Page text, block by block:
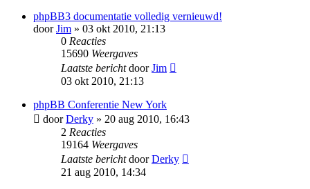
phpBB3 documentatie volledig vernieuwd!
doorJim » 03 okt 2010, 21:13
0 Reacties
15690 Weergaves
Laatste berichtdoorJim
03 okt 2010, 21:13
phpBB Conferentie New York
doorDerky » 20 aug 2010, 16:43
2 Reacties
19164 Weergaves
Laatste berichtdoorDerky
21 aug 2010, 14:34